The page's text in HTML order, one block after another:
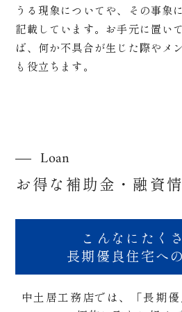
うる現象についてや、その事象
記載しています。お手元に置い
ば、何か不具合が生じた際やメ
も役立ちます。
Loan
お得な補助金・融資
こんなにたく
長期優良住宅へ
中土居工務店では、「長期